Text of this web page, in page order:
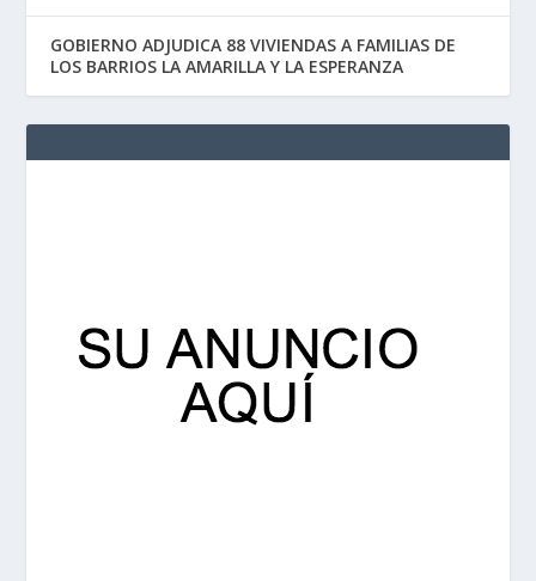
GOBIERNO ADJUDICA 88 VIVIENDAS A FAMILIAS DE
LOS BARRIOS LA AMARILLA Y LA ESPERANZA